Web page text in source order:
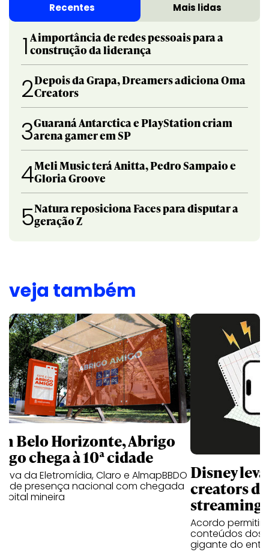
Recentes Mais lidas
1 A importância de redes pessoais para a
construção da liderança
2Depois da Grapa, Dreamers adiciona Oma
Creators
3Guaraná Antarctica e PlayStation criam
arena gamer em SP
4Meli Music terá Anitta, Pedro Sampaio e
Gloria Groove
5Natura reposiciona Faces para disputar a
geração Z
veja também
Belo Horizonte, Abrigo
chega à 10ª cidade
da Eletromídia, Claro e AlmapBBDO
presença nacional com chegada
mineira
Disney
creators
streaming
Acordo
conteúdos dos
gigante do